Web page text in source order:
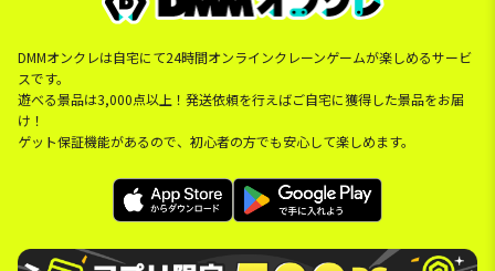
DMMオンクレは自宅にて24時間オンラインクレーンゲームが楽しめるサービ
スです。
遊べる景品は3,000点以上！発送依頼を行えばご自宅に獲得した景品をお届
け！
ゲット保証機能があるので、初心者の方でも安心して楽しめます。